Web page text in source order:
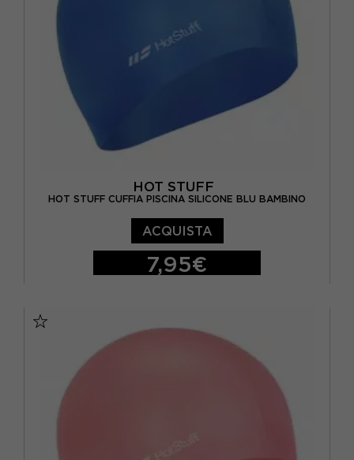
HOT STUFF
HOT STUFF CUFFIA PISCINA SILICONE BLU BAMBINO
ACQUISTA
7,95€